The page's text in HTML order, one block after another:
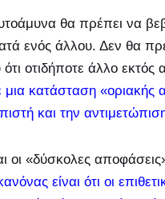
θα πρέπει να
ενός άλλου. Δεν θα
οτιδήποτε άλλο εκτός
κατάσταση
και την
«δύσκολες
είναι ότι οι